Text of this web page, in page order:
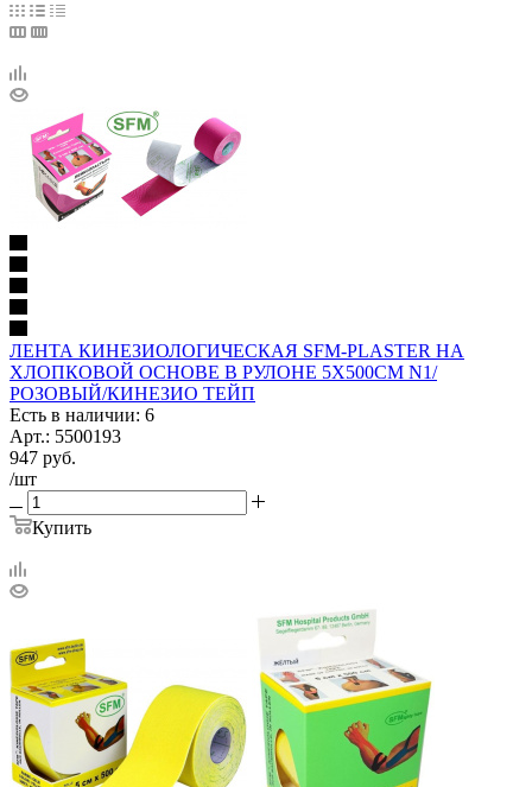
ЛЕНТА КИНЕЗИОЛОГИЧЕСКАЯ SFM-PLASTER НА
ХЛОПКОВОЙ ОСНОВЕ В РУЛОНЕ 5Х500СМ N1/
РОЗОВЫЙ/КИНЕЗИО ТЕЙП
Есть в наличии: 6
Арт.: 5500193
947 руб.
/шт
Купить